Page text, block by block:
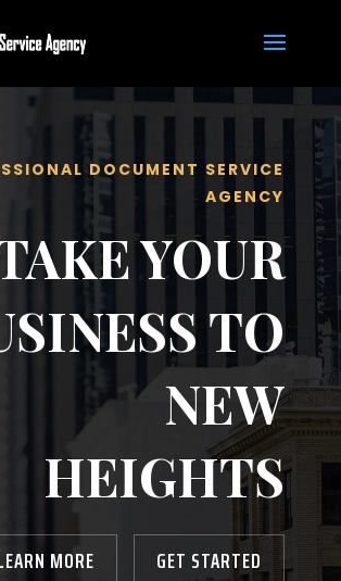
DOCUMENT SERVICE
AGENCY
YOUR
TO
NEW
HEIGHTS
MORE GET STARTED